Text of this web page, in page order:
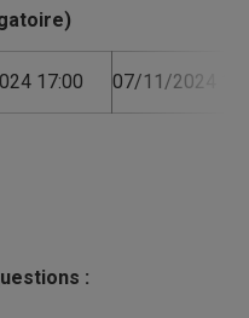
17:00 07/11/2024
: